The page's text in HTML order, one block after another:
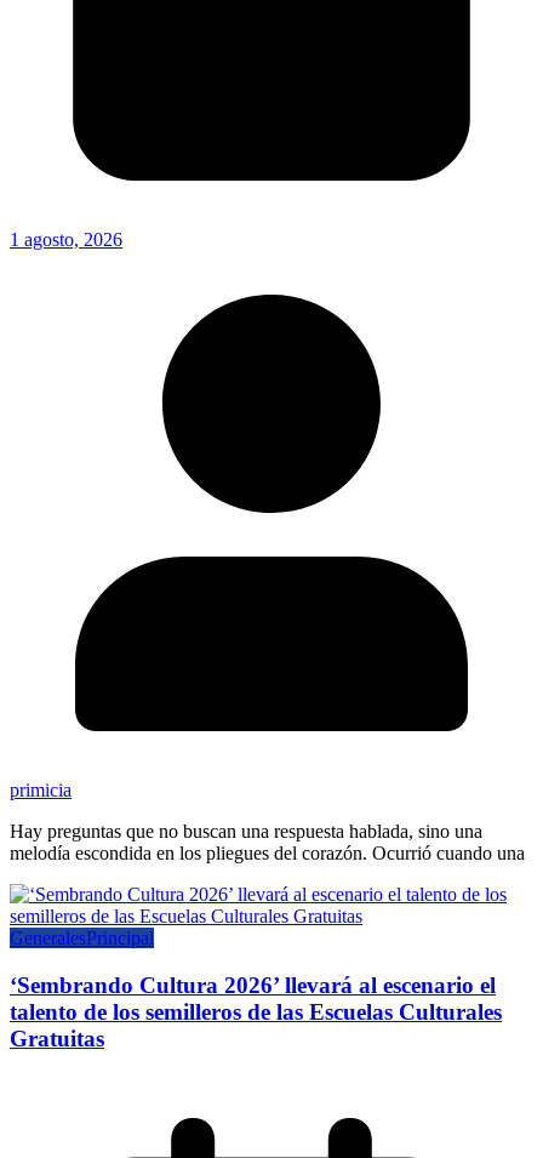
1 agosto, 2026
primicia
Hay preguntas que no buscan una respuesta hablada, sino una
melodía escondida en los pliegues del corazón. Ocurrió cuando una
GeneralesPrincipal
‘Sembrando Cultura 2026’ llevará al escenario el
talento de los semilleros de las Escuelas Culturales
Gratuitas